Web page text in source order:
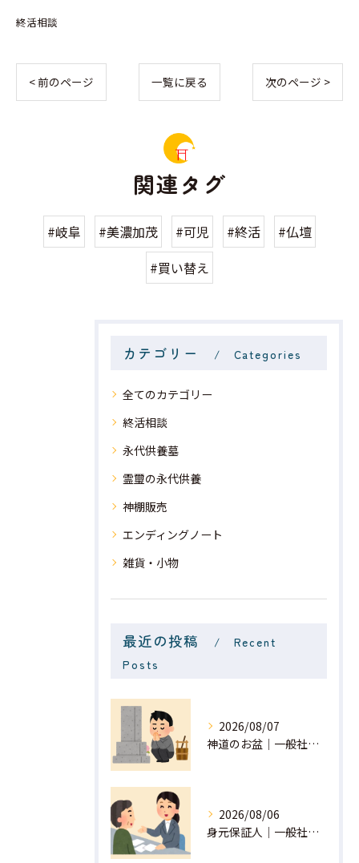
終活相談
< 前のページ 一覧に戻る 次のページ >
関連タグ
#岐阜 #美濃加茂 #可児 #終活
#仏壇
#買い替え
カテゴリー Categories
全てのカテゴリー
終活相談
永代供養墓
霊璽の永代供養
神棚販売
エンディングノート
雑貨・小物
最近の投稿
Recent
Posts
2026/08/07
神道のお盆｜一般社団法人 星月
2026/08/06
身元保証人｜一般社団法人 星月